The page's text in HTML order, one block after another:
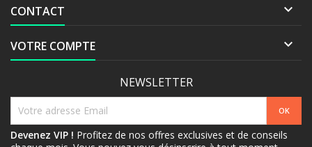
CONTACT 
VOTRE COMPTE 
NEWSLETTER
Devenez VIP ! Profitez de nos offres exclusives et de conseils